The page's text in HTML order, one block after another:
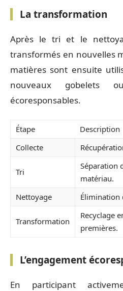
La transformation
Après le tri et le
transformés en nouvelles
matières sont ensuite
nouveaux gobelets
écoresponsables.
Étape
Description
Collecte
Tri
Séparation
matériau.
Nettoyage
Élimination
Transformation
Recyclage
premières.
L’engagement
En participant